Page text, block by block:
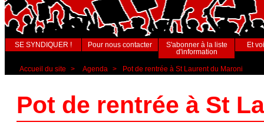
SE SYNDIQUER ! Pour nous contacter
S'abonner à la liste
d'information
Et
Accueil du site > Agenda > Pot de rentrée à St Laurent du Maroni
Pot de rentrée à St